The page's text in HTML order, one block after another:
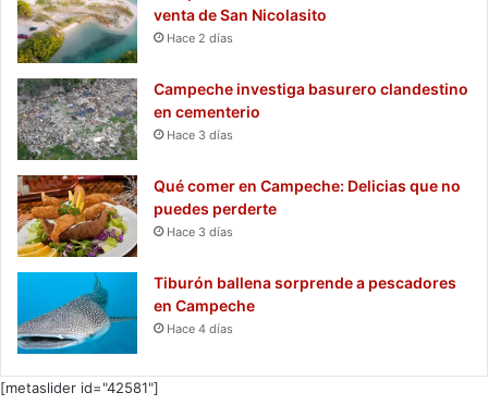
venta de San Nicolasito
Hace 2 días
Campeche investiga basurero clandestino
en cementerio
Hace 3 días
Qué comer en Campeche: Delicias que no
puedes perderte
Hace 3 días
Tiburón ballena sorprende a pescadores
en Campeche
Hace 4 días
[metaslider id="42581"]